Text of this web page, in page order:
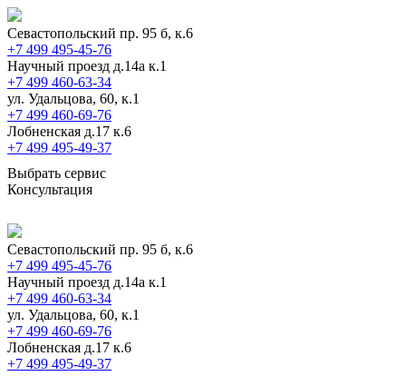
Севастопольский пр. 95 б, к.6
+7 499 495-45-76
Научный проезд д.14а к.1
+7 499 460-63-34
ул. Удальцова, 60, к.1
+7 499 460-69-76
Лобненская д.17 к.6
+7 499 495-49-37
Выбрать сервис
Консультация
Севастопольский пр. 95 б, к.6
+7 499 495-45-76
Научный проезд д.14а к.1
+7 499 460-63-34
ул. Удальцова, 60, к.1
+7 499 460-69-76
Лобненская д.17 к.6
+7 499 495-49-37